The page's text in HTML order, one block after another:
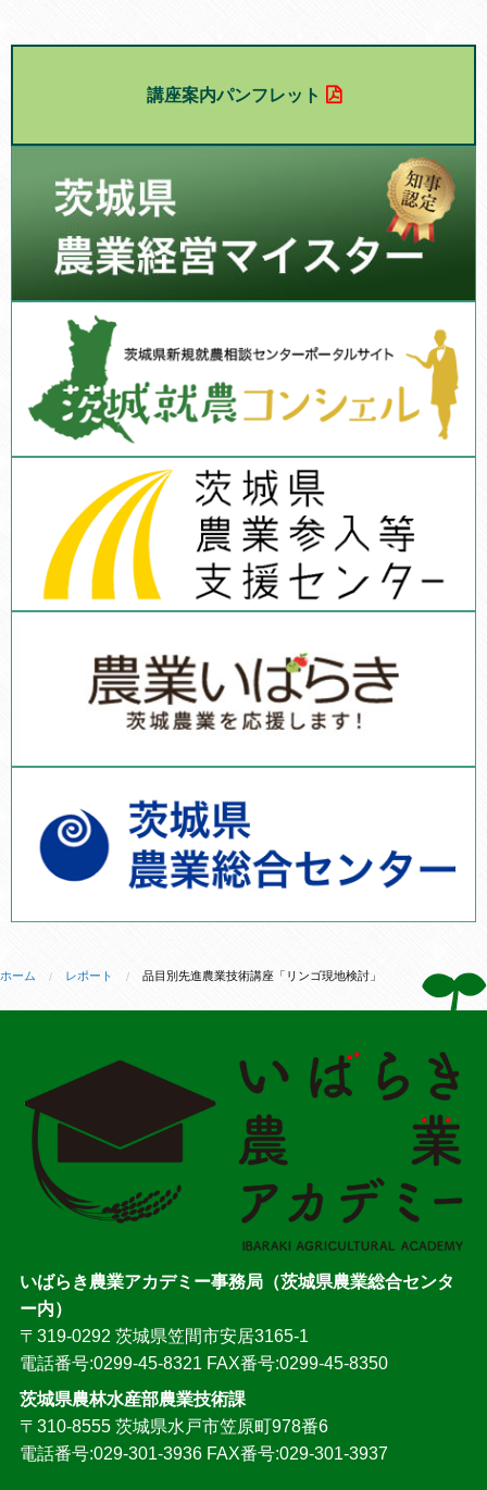
講座案内パンフレット
ホーム レポート 品目別先進農業技術講座「リンゴ現地検討」
いばらき農業アカデミー事務局（茨城県農業総合センタ
ー内）
〒319-0292 茨城県笠間市安居3165-1
電話番号:0299-45-8321 FAX番号:0299-45-8350
茨城県農林水産部農業技術課
〒310-8555 茨城県水戸市笠原町978番6
電話番号:029-301-3936 FAX番号:029-301-3937